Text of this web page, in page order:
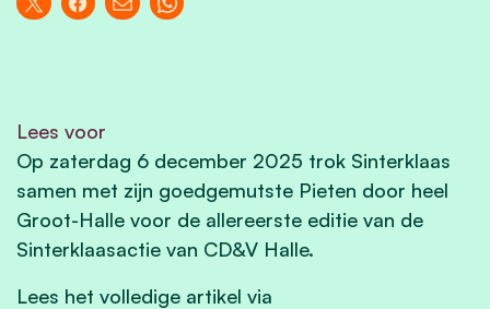
Lees voor
Op zaterdag 6 december 2025 trok Sinterklaas
samen met zijn goedgemutste Pieten door heel
Groot-Halle voor de allereerste editie van de
Sinterklaasactie van CD&V Halle.
Lees het volledige artikel via